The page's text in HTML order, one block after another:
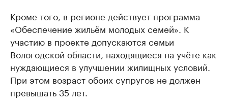
Кроме того, в регионе действует программа
«Обеспечение жильём молодых семей». К
участию в проекте допускаются семьи
Вологодской области, находящиеся на учёте как
нуждающиеся в улучшении жилищных условий.
При этом возраст обоих супругов не должен
превышать 35 лет.